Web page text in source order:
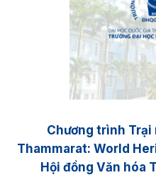
Chương trình Trại
Thammarat: World
Hội đồng Văn hóa